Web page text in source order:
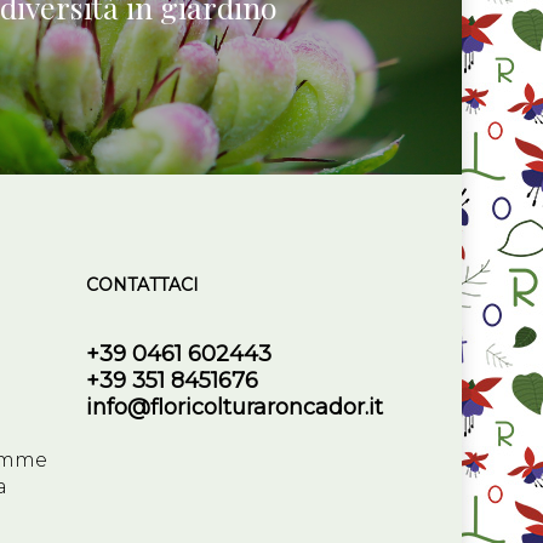
CONTATTACI
+39 0461 602443
+39 351 8451676
info@floricolturaroncador.it